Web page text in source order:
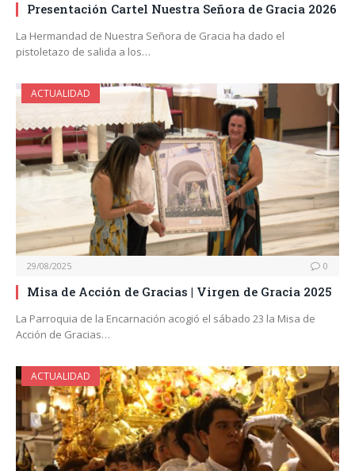
Presentación Cartel Nuestra Señora de Gracia 2026
La Hermandad de Nuestra Señora de Gracia ha dado el
pistoletazo de salida a los…
ACTUALIDAD
29/08/2025 0
Misa de Acción de Gracias | Virgen de Gracia 2025
La Parroquia de la Encarnación acogió el sábado 23 la Misa de
Acción de Gracias…
ACTUALIDAD